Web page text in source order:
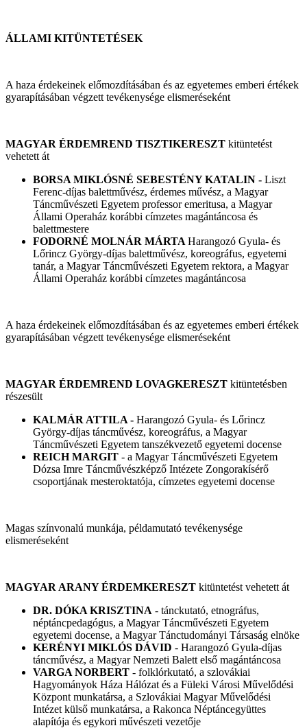
ÁLLAMI KITÜNTETÉSEK
A haza érdekeinek előmozdításában és az egyetemes emberi értékek
gyarapításában végzett tevékenysége elismeréseként
MAGYAR ÉRDEMREND TISZTIKERESZT kitüntetést
vehetett át
BORSA MIKLÓSNÉ SEBESTÉNY KATALIN - Liszt
Ferenc-díjas balettművész, érdemes művész, a Magyar
Táncművészeti Egyetem professor emeritusa, a Magyar
Állami Operaház korábbi címzetes magántáncosa és
balettmestere
FODORNÉ MOLNÁR MÁRTA Harangozó Gyula- és
Lőrincz György-díjas balettművész, koreográfus, egyetemi
tanár, a Magyar Táncművészeti Egyetem rektora, a Magyar
Állami Operaház korábbi címzetes magántáncosa
A haza érdekeinek előmozdításában és az egyetemes emberi értékek
gyarapításában végzett tevékenysége elismeréseként
MAGYAR ÉRDEMREND LOVAGKERESZT kitüntetésben
részesült
KALMÁR ATTILA - Harangozó Gyula- és Lőrincz
György-díjas táncművész, koreográfus, a Magyar
Táncművészeti Egyetem tanszékvezető egyetemi docense
REICH MARGIT - a Magyar Táncművészeti Egyetem
Dózsa Imre Táncművészképző Intézete Zongorakísérő
csoportjának mesteroktatója, címzetes egyetemi docense
Magas színvonalú munkája, példamutató tevékenysége
elismeréseként
MAGYAR ARANY ÉRDEMKERESZT kitüntetést vehetett át
DR. DÓKA KRISZTINA - tánckutató, etnográfus,
néptáncpedagógus, a Magyar Táncművészeti Egyetem
egyetemi docense, a Magyar Tánctudományi Társaság elnöke
KERÉNYI MIKLÓS DÁVID - Harangozó Gyula-díjas
táncművész, a Magyar Nemzeti Balett első magántáncosa
VARGA NORBERT - folklórkutató, a szlovákiai
Hagyományok Háza Hálózat és a Füleki Városi Művelődési
Központ munkatársa, a Szlovákiai Magyar Művelődési
Intézet külső munkatársa, a Rakonca Néptáncegyüttes
alapítója és egykori művészeti vezetője